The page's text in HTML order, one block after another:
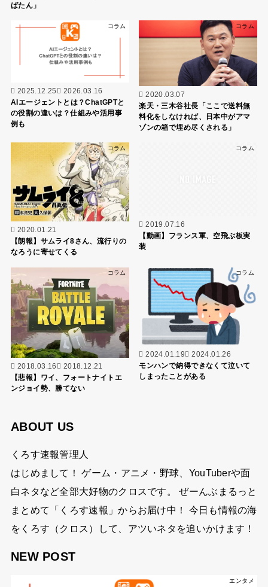
ばたん」
コラム
2025.12.25 2026.03.16
AIエージェントとは？ChatGPTと
の役割の違いは？仕組みや活用事
例も
コラム
2020.03.07
楽天・三木谷社長「ここで送料無
料化をしなければ、日本中がアマ
ゾンの箱で埋め尽くされる」
コラム
2020.01.21
【朗報】サムライ8さん、流行りの
なろうに寄せてくる
コラム
2019.07.16
【動画】フランス軍、空飛ぶ板実
装
コラム
2018.03.16 2018.12.21
【悲報】ワイ、フォートナイトエ
ンジョイ勢、勝てない
コラム
2024.01.19 2024.01.26
モンハンで納得できなくて泣いて
しまったことがある
ABOUT US
くろす速報管理人
はじめまして！ ゲーム・アニメ・野球、YouTuberや面
白ネタなど全部大好物のクロスです。 ぜーんぶまるっと
まとめて「くろす速報」からお届け中！ 今日も情報の海
をくろす（クロス）して、アツいネタを追いかけます！
NEW POST
エンタメ